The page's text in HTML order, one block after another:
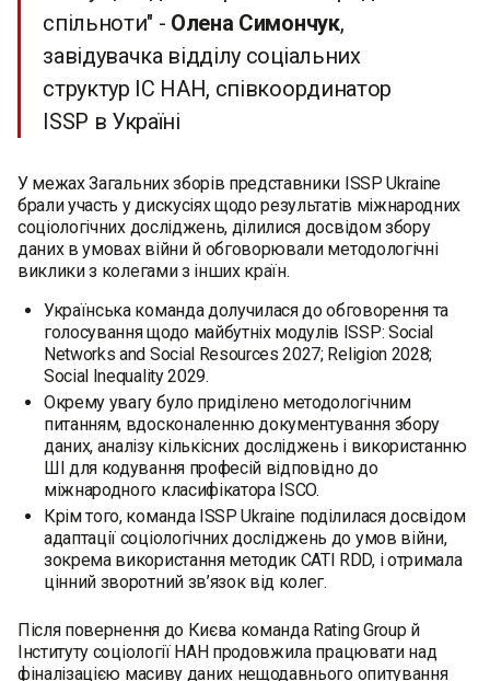
спільноти" - Олена Симончук,
завідувачка відділу соціальних
структур ІС НАН, співкоординатор
ISSP в Україні
У межах Загальних зборів представники ISSP Ukraine
брали участь у дискусіях щодо результатів міжнародних
соціологічних досліджень, ділилися досвідом збору
даних в умовах війни й обговорювали методологічні
виклики з колегами з інших країн.
Українська команда долучилася до обговорення та
голосування щодо майбутніх модулів ISSP: Social
Networks and Social Resources 2027; Religion 2028;
Social Inequality 2029.
Окрему увагу було приділено методологічним
питанням, вдосконаленню документування збору
даних, аналізу кількісних досліджень і використанню
ШІ для кодування професій відповідно до
міжнародного класифікатора ISCO.
Крім того, команда ISSP Ukraine поділилася досвідом
адаптації соціологічних досліджень до умов війни,
зокрема використання методик CATI RDD, і отримала
цінний зворотний зв’язок від колег.
Після повернення до Києва команда Rating Group й
Інституту соціології НАН продовжила працювати над
фіналізацією масиву даних нещодавнього опитування